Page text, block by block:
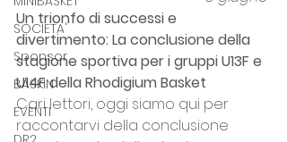
SOCIETA'
Sponsor
BASKIN
EVENTI
Un trionfo di successi e
divertimento: La conclusione della
stagione sportiva per i gruppi U13F e
U14F della Rhodigium Basket
Cari lettori, oggi siamo qui per
raccontarvi della conclusione